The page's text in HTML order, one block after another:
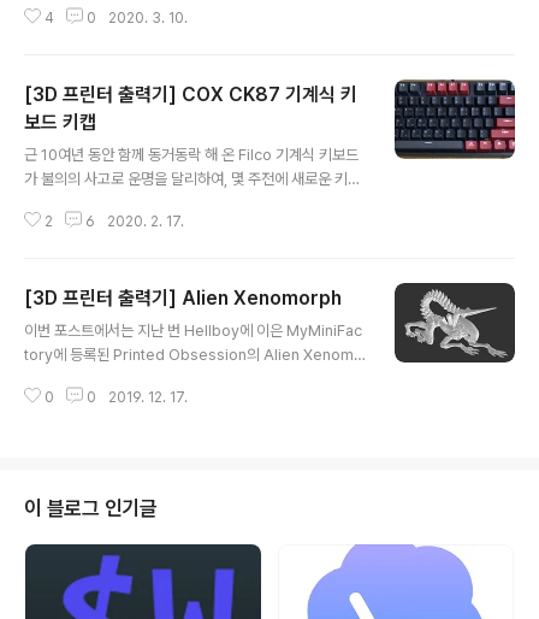
을 하고 찾아 봤는데.. Fullset은 찾기가 쉽지 않더군요.. 있
고, 굳이 키캡을 출력해서 쓸 일이 뭐 있겠나 싶지만.. 혹시
또 필요하신 분들이 있을 수 있겠죠. 3D 프린터를 이용해
서 커스텀 키보드 만드실 계획이 있으신 분들에게도 유용
할 것 같기도 하고... 기계식 키보드 덕후는 아니지만, 이왕
디자인 할 거, 나름 족보있는 키캡을 디자인하고자 Dimen
sion 정보를 찾아 봤는데.. 의외로 정확한..
4 0 2020. 3. 10.
[3D 프린터 출력기] COX CK87 기계식 키
보드 키캡
근 10여년 동안 함께 동거동락 해 온 Filco 기계식 키보드
가 불의의 사고로 운명을 달리하여, 몇 주전에 새로운 키보
OX의 CK87 키보드.... 4만 9천 9백원... 와.. 사용하던 Fil
하시더라구요. 이 녀석은 GATERON 스위치를 쓰기 때문
에 Cherry MX 스위치와는 키감이 다를 것이란 생각은 들
었었는데, 예상보다는 꽤 괜찮은 키감이네요.. 왜 이 녀석이
k 키보드를 사용해 온 터라, 이번엔 Two-Tone을 선택했
2 6 2020. 2. 17.
[3D 프린터 출력기] Alien Xenomorph
이번 포스트에서는 지난 번 Hellboy에 이은 MyMiniFac
tory에 등록된 Printed Obsession의 Alien Xenomo
일한 분의 작품이죠.. 아래 기술한 내용들은 제 나름데로의
는 물론, FDM 프린터에서 출력의 용이성을 위해 각각 파
트별로 분리한 모델들을 함께 제공하고 있습니다. 출력물
의 크기는 Full Figure 기준으로 250 mm (길이) x 60
mm (폭) x 120 mm (높이) 크기로 큰 편에 속합니다. 0.1
mm L..
0 0 2019. 12. 17.
이 블로그 인기글